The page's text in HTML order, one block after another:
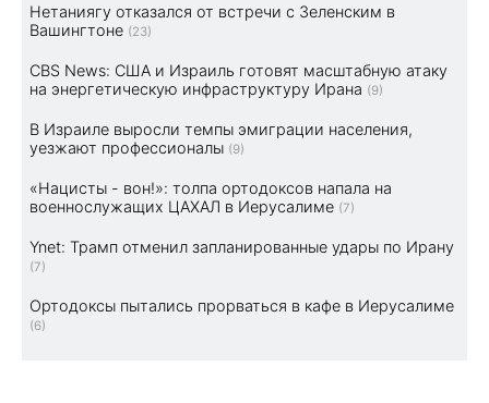
Нетаниягу отказался от встречи с Зеленским в
Вашингтоне (23)
CBS News: США и Израиль готовят масштабную атаку
на энергетическую инфраструктуру Ирана (9)
В Израиле выросли темпы эмиграции населения,
уезжают профессионалы (9)
«Нацисты - вон!»: толпа ортодоксов напала на
военнослужащих ЦАХАЛ в Иерусалиме (7)
Ynet: Трамп отменил запланированные удары по Ирану
(7)
Ортодоксы пытались прорваться в кафе в Иерусалиме
(6)